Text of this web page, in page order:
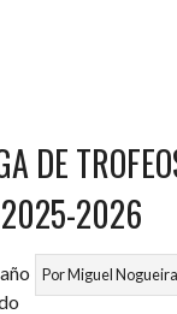
DE
2025-2026
PorMiguel Nogueira